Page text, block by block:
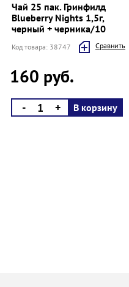
Чай 25 пак. Гринфилд
Blueberry Nights 1,5г,
черный + черника/10
Код товара: 38747 Cравнить
160 руб.
- + В корзину